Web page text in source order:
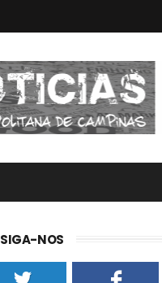
SIGA-NOS